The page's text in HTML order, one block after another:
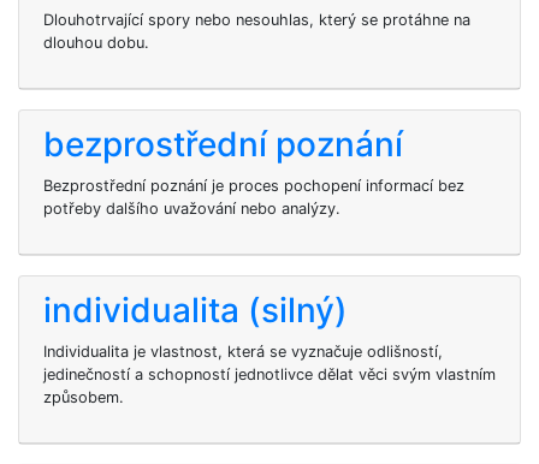
Dlouhotrvající spory nebo nesouhlas, který se protáhne na
dlouhou dobu.
bezprostřední poznání
Bezprostřední poznání je proces pochopení informací bez
potřeby dalšího uvažování nebo analýzy.
individualita (silný)
Individualita je vlastnost, která se vyznačuje odlišností,
jedinečností a schopností jednotlivce dělat věci svým vlastním
způsobem.